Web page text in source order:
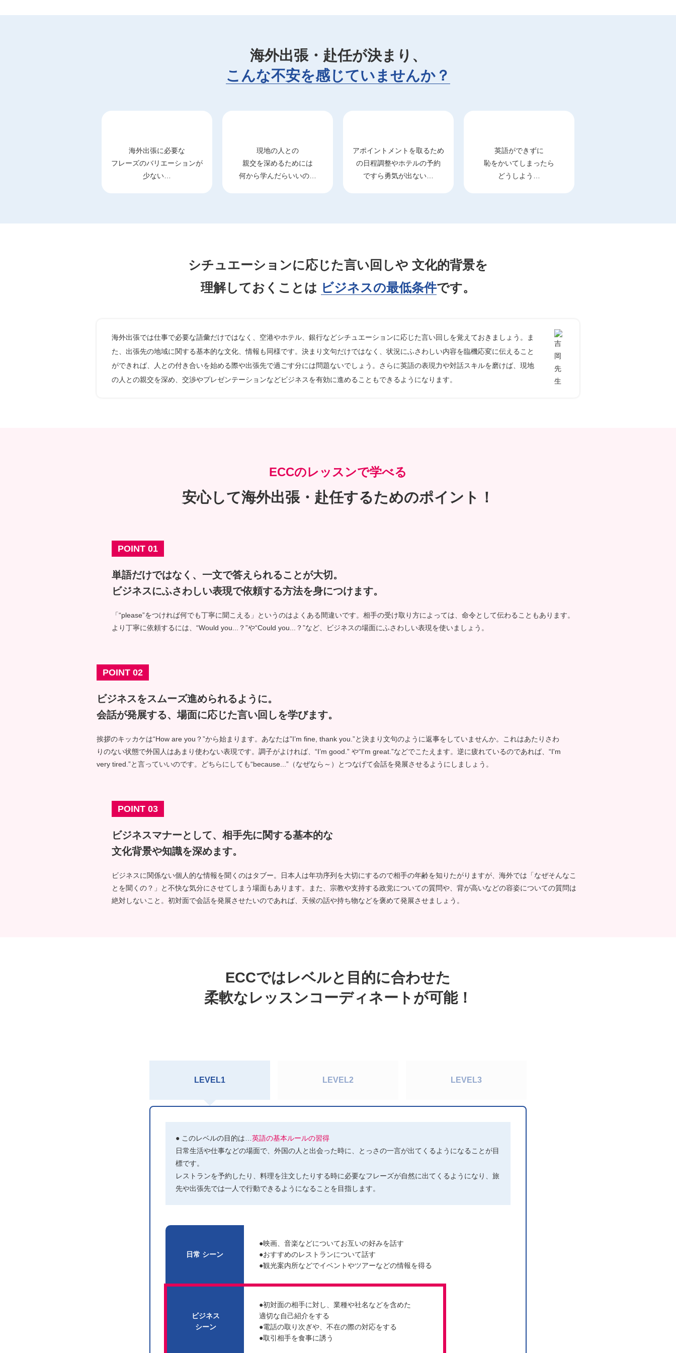
海外出張・赴任が決まり、
こんな不安を感じていませんか？
海外出張に必要な
フレーズのバリエーションが
少ない…
現地の人との
親交を深めるためには
何から学んだらいいの…
アポイントメントを取るため
の日程調整やホテルの予約
ですら勇気が出ない…
英語ができずに
恥をかいてしまったら
どうしよう…
シチュエーションに応じた言い回しや 文化的背景を
理解しておくことは ビジネスの最低条件です。
海外出張では仕事で必要な語彙だけではなく、空港やホテル、銀行などシチュエーションに応じた言い回しを覚えておきましょう。ま
た、出張先の地域に関する基本的な文化、情報も同様です。決まり文句だけではなく、状況にふさわしい内容を臨機応変に伝えること
ができれば、人との付き合いを始める際や出張先で過ごす分には問題ないでしょう。さらに英語の表現力や対話スキルを磨けば、現地
の人との親交を深め、交渉やプレゼンテーションなどビジネスを有効に進めることもできるようになります。
ECCのレッスンで学べる
安心して海外出張・赴任するためのポイント！
POINT 01
単語だけではなく、一文で答えられることが大切。
ビジネスにふさわしい表現で依頼する方法を身につけます。
「“please”をつければ何でも丁寧に聞こえる」というのはよくある間違いです。相手の受け取り方によっては、命令として伝わることもあります。
より丁寧に依頼するには、“Would you...？”や“Could you...？”など、ビジネスの場面にふさわしい表現を使いましょう。
POINT 02
ビジネスをスムーズ進められるように。
会話が発展する、場面に応じた言い回しを学びます。
挨拶のキッカケは“How are you？”から始まります。あなたは”I’m fine, thank you.”と決まり文句のように返事をしていませんか。これはあたりさわ
りのない状態で外国人はあまり使わない表現です。調子がよければ、“I’m good.” や“I'm great.”などでこたえます。逆に疲れているのであれば、“I'm
very tired.”と言っていいのです。どちらにしても“because...”（なぜなら～）とつなげて会話を発展させるようにしましょう。
POINT 03
ビジネスマナーとして、相手先に関する基本的な
文化背景や知識を深めます。
ビジネスに関係ない個人的な情報を聞くのはタブー。日本人は年功序列を大切にするので相手の年齢を知りたがりますが、海外では「なぜそんなこ
とを聞くの？」と不快な気分にさせてしまう場面もあります。また、宗教や支持する政党についての質問や、背が高いなどの容姿についての質問は
絶対しないこと。初対面で会話を発展させたいのであれば、天候の話や持ち物などを褒めて発展させましょう。
ECCではレベルと目的に合わせた
柔軟なレッスンコーディネートが可能！
LEVEL1 LEVEL2 LEVEL3
● このレベルの目的は…英語の基本ルールの習得
日常生活や仕事などの場面で、外国の人と出会った時に、とっさの一言が出てくるようになることが目
標です。
レストランを予約したり、料理を注文したりする時に必要なフレーズが自然に出てくるようになり、旅
先や出張先では一人で行動できるようになることを目指します。
日常 シーン
●映画、音楽などについてお互いの好みを話す
●おすすめのレストランについて話す
●観光案内所などでイベントやツアーなどの情報を得る
ビジネス
シーン
●初対面の相手に対し、業種や社名などを含めた
適切な自己紹介をする
●電話の取り次ぎや、不在の際の対応をする
●取引相手を食事に誘う